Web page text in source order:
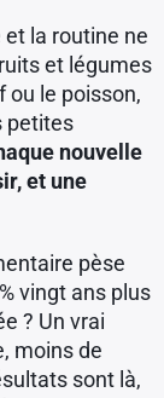
et la routine ne
et légumes
ou le poisson,
petites
nouvelle
et une
pèse
vingt ans plus
? Un vrai
moins de
sont là,